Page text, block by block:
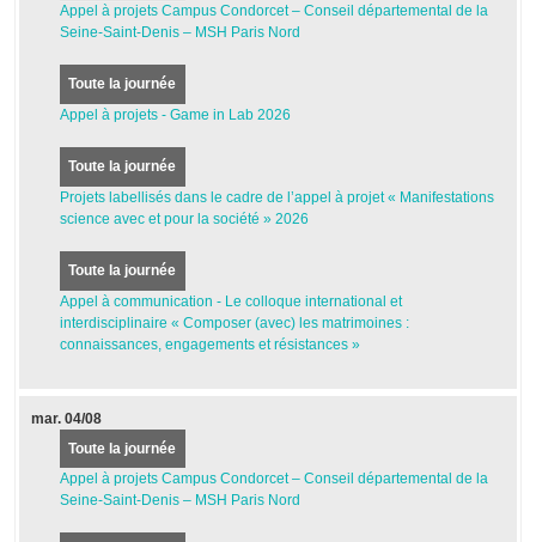
Appel à projets Campus Condorcet – Conseil départemental de la
Seine-Saint-Denis – MSH Paris Nord
Toute la journée
Appel à projets - Game in Lab 2026
Toute la journée
Projets labellisés dans le cadre de l’appel à projet « Manifestations
science avec et pour la société » 2026
Toute la journée
Appel à communication - Le colloque international et
interdisciplinaire « Composer (avec) les matrimoines :
connaissances, engagements et résistances »
mar.04/08
Toute la journée
Appel à projets Campus Condorcet – Conseil départemental de la
Seine-Saint-Denis – MSH Paris Nord